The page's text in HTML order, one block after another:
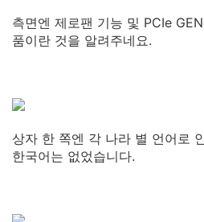
측면엔 제로팬 기능 및 PCIe
품이란 것을 알려주네요.
상자 한 쪽엔 각 나라 별 언어로
한국어는 없었습니다.